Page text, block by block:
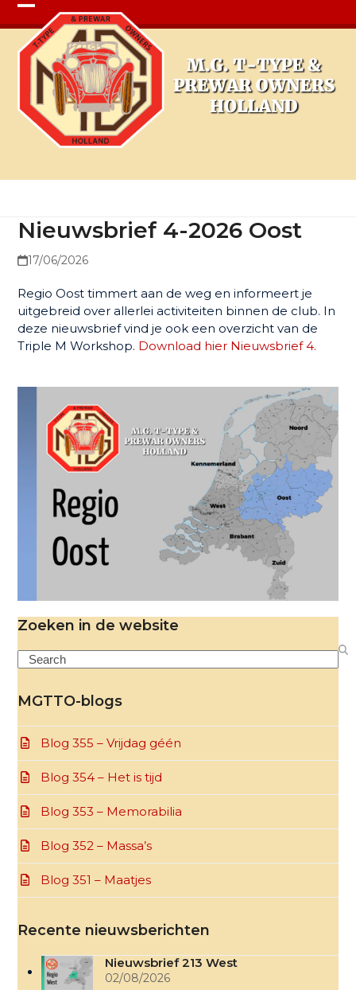
Open
mobile
menu
Close
mobile
menu
Nieuwsbrief 4-2026 Oost
17/06/2026
Regio Oost timmert aan de weg en informeert je
uitgebreid over allerlei activiteiten binnen de club. In
deze nieuwsbrief vind je ook een overzicht van de
Triple M Workshop. Download hier Nieuwsbrief 4.
Zoeken in de website
Search
MGTTO-blogs
Blog 355 – Vrijdag géén
Blog 354 – Het is tijd
Blog 353 – Memorabilia
Blog 352 – Massa’s
Blog 351 – Maatjes
Recente nieuwsberichten
Nieuwsbrief 213 West
02/08/2026